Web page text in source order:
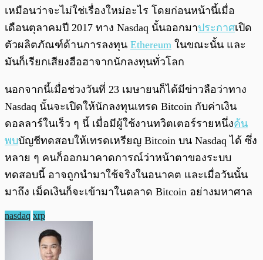
เหมือนว่าจะไม่ใช่เรื่องใหม่อะไร โดยก่อนหน้านี้เมื่อ
เดือนตุลาคมปี 2017 ทาง Nasdaq นั้นออกมาประกาศเปิด
ตัวผลิตภัณฑ์ด้านการลงทุน Ethereum ในขณะนั้น และ
มันก็เรียกเสียงฮือฮาจากนักลงทุนทั่วโลก
นอกจากนี้เมื่อช่วงวันที่ 23 เมษายนก็ได้มีข่าวลือว่าทาง
Nasdaq นั้นจะเปิดให้นักลงทุนเทรด Bitcoin กับค่าเงิน
ดอลลาร์ในเร็ว ๆ นี้ เมื่อมีผู้ใช้งานทวิตเตอร์รายหนึ่งค้น
พบบัญชีทดสอบให้เทรดเหรียญ Bitcoin บน Nasdaq ได้ ซึ่ง
หลาย ๆ คนก็ออกมาคาดการณ์ว่าหน้าตาของระบบ
ทดสอบนี้ อาจถูกนำมาใช้จริงในอนาคต และเมื่อวันนั้น
มาถึง เม็ดเงินก็จะเข้ามาในตลาด Bitcoin อย่างมหาศาล
nasdaq xrp